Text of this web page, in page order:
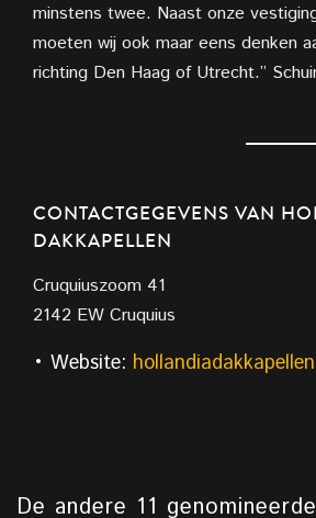
minstens twee. Naast onze
moeten wij ook maar eens denken
richting Den Haag of Utrecht.”
CONTACTGEGEVENS VAN
DAKKAPELLEN
Cruquiuszoom 41
2142 EW Cruquius
• Website:
De andere 11